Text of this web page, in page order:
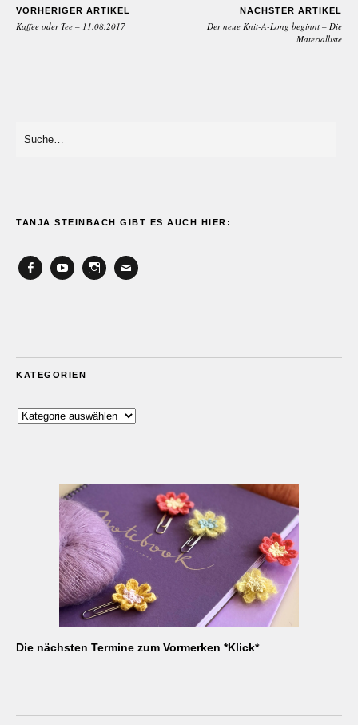
VORHERIGER ARTIKEL
Kaffee oder Tee – 11.08.2017
NÄCHSTER ARTIKEL
Der neue Knit-A-Long beginnt – Die
Materialliste
TANJA STEINBACH GIBT ES AUCH HIER:
KATEGORIEN
Kategorien
Die nächsten Termine zum Vormerken *Klick*